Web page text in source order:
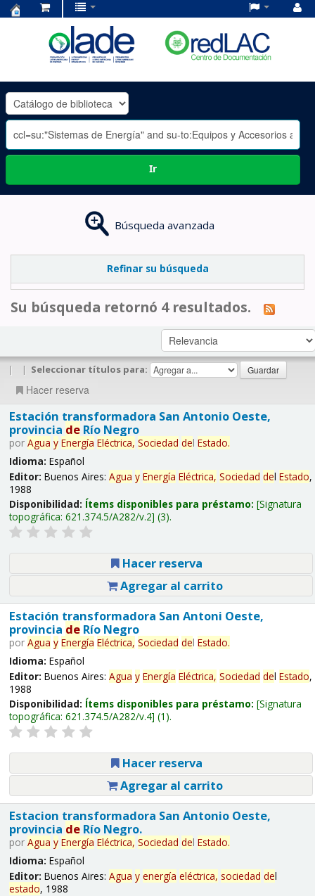
OLADE
-
Ir
Búsqueda avanzada
Refinar su búsqueda
Su búsqueda retornó 4 resultados.
| | Seleccionar títulos para:
Hacer reserva
Estación transformadora San Antonio Oeste,
provincia deRío Negro
por Agua y Energía Eléctrica, Sociedad del Estado.
Idioma: Español
Editor: Buenos Aires: Agua y Energía Eléctrica, Sociedad del Estado,
1988
Disponibilidad: Ítems disponibles para préstamo: Signatura
topográfica: 621.374.5/A282/v.2 (3).
Hacer reserva
Agregar al carrito
Estación transformadora San Antoni Oeste,
provincia deRío Negro
por Agua y Energía Eléctrica, Sociedad del Estado.
Idioma: Español
Editor: Buenos Aires: Agua y Energía Eléctrica, Sociedad del Estado,
1988
Disponibilidad: Ítems disponibles para préstamo: Signatura
topográfica: 621.374.5/A282/v.4 (1).
Hacer reserva
Agregar al carrito
Estacion transformadora San Antonio Oeste,
provincia deRío Negro.
por Agua y Energía Eléctrica, Sociedad del Estado.
Idioma: Español
Editor: Buenos Aires: Agua y energía eléctrica, sociedad del
estado, 1988